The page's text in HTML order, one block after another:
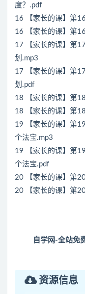
度？.pdf
16 【家长的课】第
16 【家长的课】第
17 【家长的课】第
划.mp3
17 【家长的课】第
划.pdf
18 【家长的课】第
18 【家长的课】第
19 【家长的课】第
个法宝.mp3
19 【家长的课】第
个法宝.pdf
20 【家长的课】第
20 【家长的课】第
自学网-全站免
资源信息